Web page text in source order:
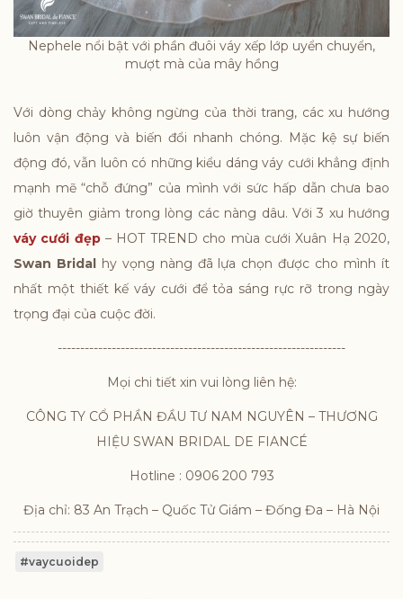
Nephele nổi bật với phần đuôi váy xếp lớp uyển chuyển,
mượt mà của mây hồng
Với dòng chảy không ngừng của thời trang, các xu hướng
luôn vận động và biến đổi nhanh chóng. Mặc kệ sự biến
động đó, vẫn luôn có những kiểu dáng váy cưới khẳng định
mạnh mẽ “chỗ đứng” của mình với sức hấp dẫn chưa bao
giờ thuyên giảm trong lòng các nàng dâu. Với 3 xu hướng
váy cưới đẹp– HOT TREND cho mùa cưới Xuân Hạ 2020,
Swan Bridal
hy vọng nàng đã lựa chọn được cho mình ít
nhất một thiết kế váy cưới để tỏa sáng rực rỡ trong ngày
trọng đại của cuộc đời.
----------------------------------------------------------------
Mọi chi tiết xin vui lòng liên hệ:
CÔNG TY CỔ PHẦN ĐẦU TƯ NAM NGUYÊN – THƯƠNG
HIỆU SWAN BRIDAL DE FIANCÉ
Hotline : 0906 200 793
Địa chỉ: 83 An Trạch – Quốc Tử Giám – Đống Đa – Hà Nội
#vaycuoidep